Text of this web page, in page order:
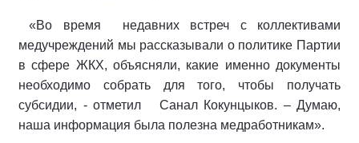
«Во время недавних встреч с коллективами
медучреждений мы рассказывали о политике Партии
в сфере ЖКХ, объясняли, какие именно документы
необходимо собрать для того, чтобы получать
субсидии, - отметил Санал Кокунцыков. – Думаю,
наша информация была полезна медработникам».